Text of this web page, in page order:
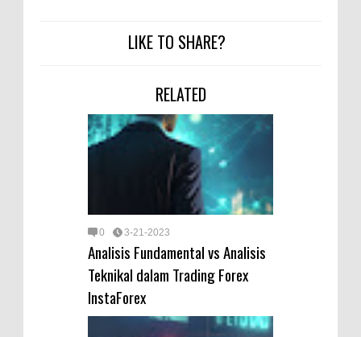
LIKE TO SHARE?
RELATED
0 3-21-2023
Analisis Fundamental vs Analisis
Teknikal dalam Trading Forex
InstaForex